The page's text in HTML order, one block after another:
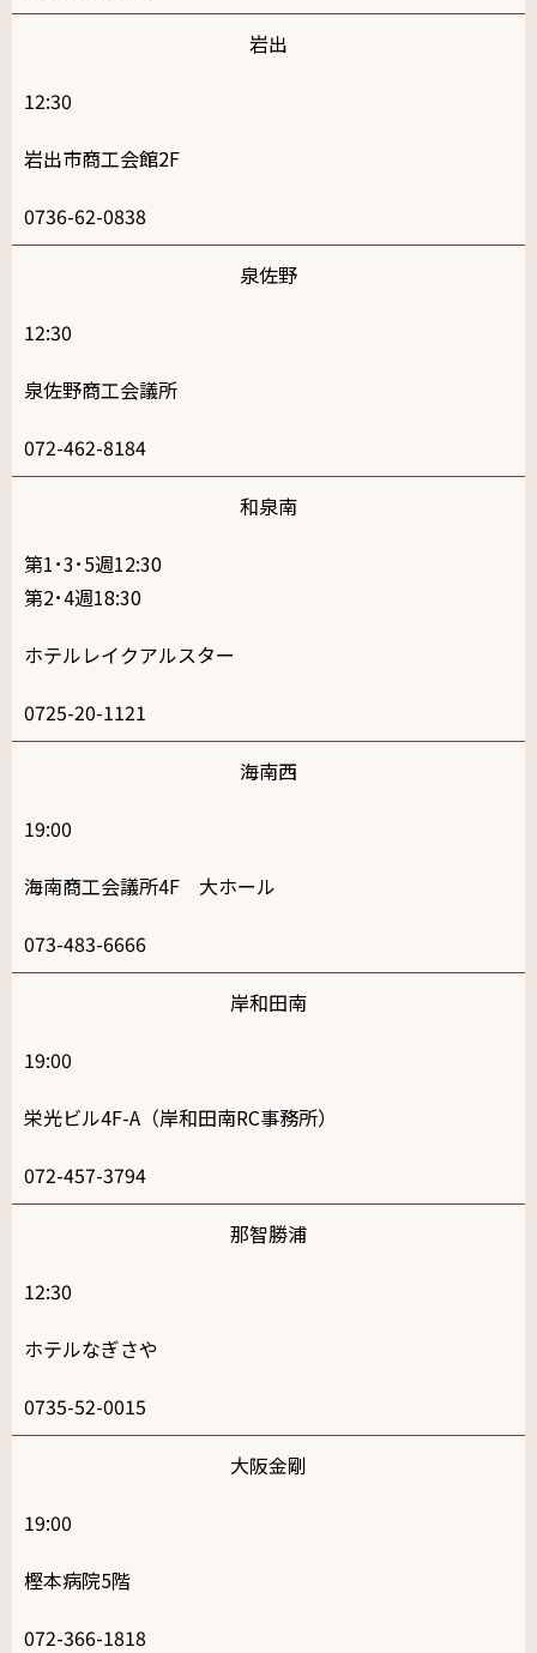
岩出
12:30
岩出市商工会館2F
0736-62-0838
泉佐野
12:30
泉佐野商工会議所
072-462-8184
和泉南
第1･3･5週12:30
第2･4週18:30
ホテルレイクアルスター
0725-20-1121
海南西
19:00
海南商工会議所4F 大ホール
073-483-6666
岸和田南
19:00
栄光ビル4F-A（岸和田南RC事務所）
072-457-3794
那智勝浦
12:30
ホテルなぎさや
0735-52-0015
大阪金剛
19:00
樫本病院5階
072-366-1818